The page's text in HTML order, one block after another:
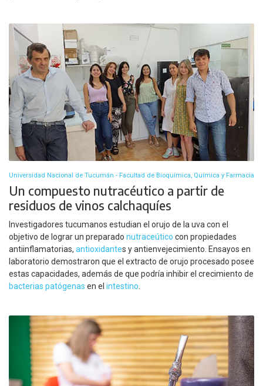
Universidad Nacional de Tucumán - Facultad de Bioquímica, Química y Farmacia
Un compuesto nutracéutico a partir de
residuos de vinos calchaquíes
Investigadores tucumanos estudian el orujo de la uva con el
objetivo de lograr un preparado nutraceútico con propiedades
antiinflamatorias, antioxidantes y antienvejecimiento. Ensayos en
laboratorio demostraron que el extracto de orujo procesado posee
estas capacidades, además de que podría inhibir el crecimiento de
bacterias patógenas en el intestino.